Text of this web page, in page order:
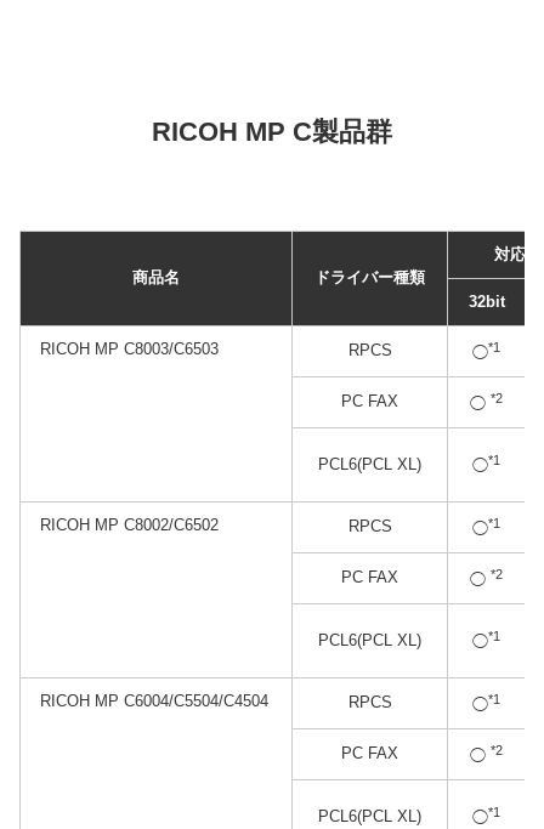
RICOH MP C製品群
商品名 ドライバー種類
対応状
32bit
RICOH MP C8003/C6503 RPCS ◯*1
PC FAX ◯ *2
PCL6(PCL XL) ◯*1
RICOH MP C8002/C6502 RPCS ◯*1
PC FAX ◯ *2
PCL6(PCL XL) ◯*1
RICOH MP C6004/C5504/C4504 RPCS ◯*1
PC FAX ◯ *2
PCL6(PCL XL) ◯*1